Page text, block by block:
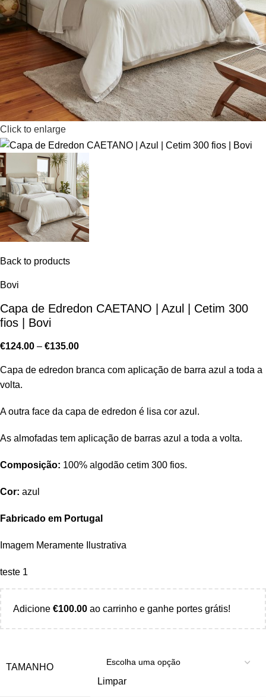
Click to enlarge
Back to products
Bovi
Capa de Edredon CAETANO | Azul | Cetim 300
fios | Bovi
€124.00 – €135.00
Capa de edredon branca com aplicação de barra azul a toda a
volta.
A outra face da capa de edredon é lisa cor azul.
As almofadas tem aplicação de barras azul a toda a volta.
Composição: 100% algodão cetim 300 fios.
Cor: azul
Fabricado em Portugal
Imagem Meramente Ilustrativa
teste 1
Adicione €100.00 ao carrinho e ganhe portes grátis!
TAMANHO
Limpar